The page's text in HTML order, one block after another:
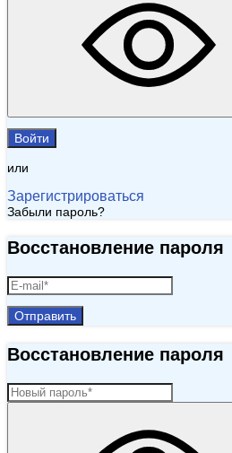
Войти
или
Зарегистрироваться
Забыли пароль?
Восстановление пароля
Отправить
Восстановление пароля